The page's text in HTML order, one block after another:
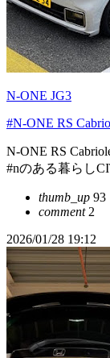
N-ONE JG3
#N-ONE RS
N-ONE RS
#nのある暮らし
thumb_up 93
comment2
2026/01/28 19:12